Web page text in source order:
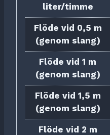
liter/timme
Flöde vid 0,5 m
(genom slang)
Flöde vid 1 m
(genom slang)
Flöde vid 1,5 m
(genom slang)
Flöde vid 2 m